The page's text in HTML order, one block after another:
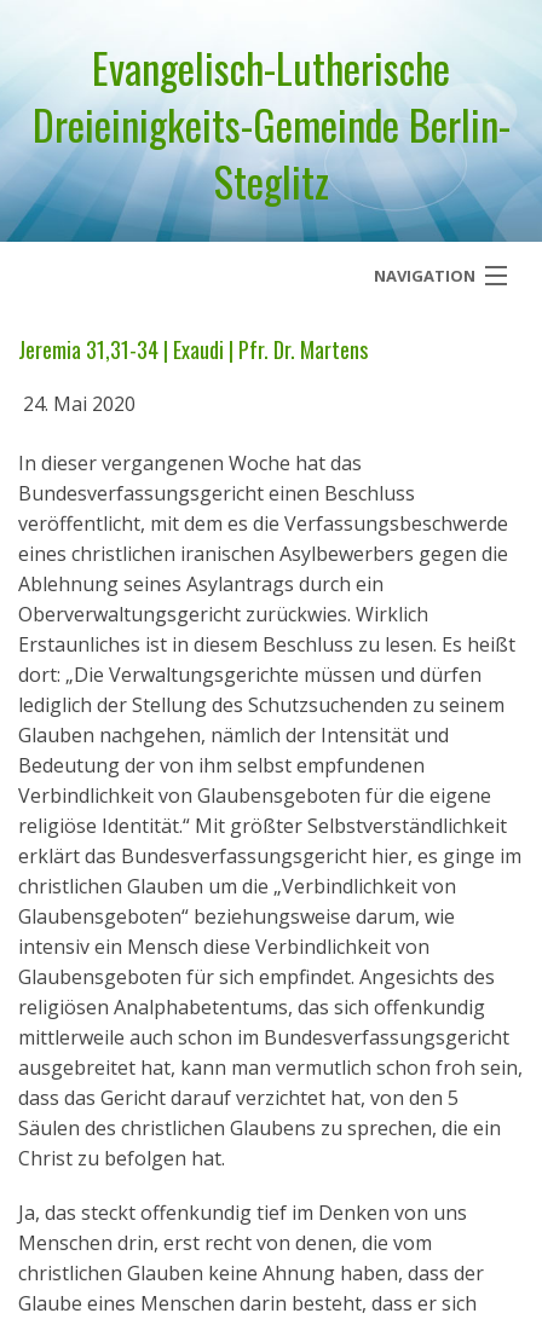
Evangelisch-Lutherische
Dreieinigkeits-Gemeinde Berlin-
Steglitz
NAVIGATION
Über uns
Geistliches Wort
Termine
Aktuelles
Kontakt
English
Jeremia 31,31-34 | Exaudi | Pfr. Dr. Martens
24. Mai 2020
In dieser vergangenen Woche hat das
Bundesverfassungsgericht einen Beschluss
veröffentlicht, mit dem es die Verfassungsbeschwerde
eines christlichen iranischen Asylbewerbers gegen die
Ablehnung seines Asylantrags durch ein
Oberverwaltungsgericht zurückwies. Wirklich
Erstaunliches ist in diesem Beschluss zu lesen. Es heißt
dort: „Die Verwaltungsgerichte müssen und dürfen
lediglich der Stellung des Schutzsuchenden zu seinem
Glauben nachgehen, nämlich der Intensität und
Bedeutung der von ihm selbst empfundenen
Verbindlichkeit von Glaubensgeboten für die eigene
religiöse Identität.“ Mit größter Selbstverständlichkeit
erklärt das Bundesverfassungsgericht hier, es ginge im
christlichen Glauben um die „Verbindlichkeit von
Glaubensgeboten“ beziehungsweise darum, wie
intensiv ein Mensch diese Verbindlichkeit von
Glaubensgeboten für sich empfindet. Angesichts des
religiösen Analphabetentums, das sich offenkundig
mittlerweile auch schon im Bundesverfassungsgericht
ausgebreitet hat, kann man vermutlich schon froh sein,
dass das Gericht darauf verzichtet hat, von den 5
Säulen des christlichen Glaubens zu sprechen, die ein
Christ zu befolgen hat.
Ja, das steckt offenkundig tief im Denken von uns
Menschen drin, erst recht von denen, die vom
christlichen Glauben keine Ahnung haben, dass der
Glaube eines Menschen darin besteht, dass er sich